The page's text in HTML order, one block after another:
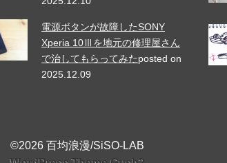
電源ボタンが故障したSONY
Xperia 10Ⅲを地元の修理屋さん
で治してもらってみたposted on
2025.12.09
©2026 百均浪漫/SiSO-LAB